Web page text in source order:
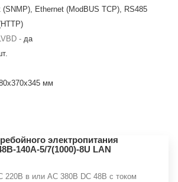
(SNMP), Ethernet (ModBUS TCP), RS485
- да
мм
электропитания
140A-5/7(1000)-8U LAN
220В в или AC 380В DC 48В с током